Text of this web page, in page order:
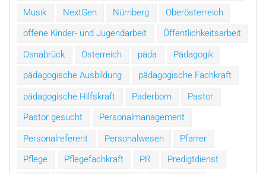
Musik
NextGen Nürnberg
Oberösterreich
offene Kinder- und Jugendarbeit
Öffentlichkeitsarbeit
Osnabrück
Österreich päda
Pädagogik
pädagogische Ausbildung
pädagogische Fachkraft
pädagogische Hilfskraft
Paderborn
Pastor
Pastor gesucht
Personalmanagement
Personalreferent
Personalwesen
Pfarrer
Pflege
Pflegefachkraft PR
Predigtdienst